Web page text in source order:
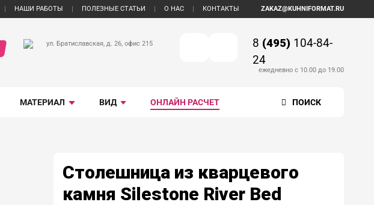
НАШИ РАБОТЫ ПОЛЕЗНЫЕ СТАТЬИ О НАС КОНТАКТЫ ZAKAZ@KUHNIFORMAT.RU
8 (495) 104-84-
24
ежедневно с 10.00 до 19.00
ул. Братиславская, д. 26, офис 215
МАТЕРИАЛ ВИД ОНЛАЙН РАСЧЕТ ПОИСК
Столешница из кварцевого
камня Silestone River Bed